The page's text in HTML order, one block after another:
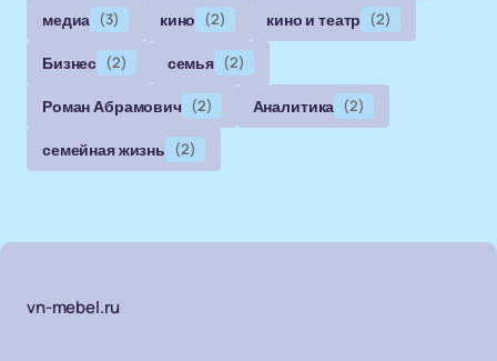
медиа (3) кино (2) кино и театр (2)
Бизнес (2) семья (2)
Роман Абрамович (2) Аналитика (2)
семейная жизнь (2)
vn-mebel.ru